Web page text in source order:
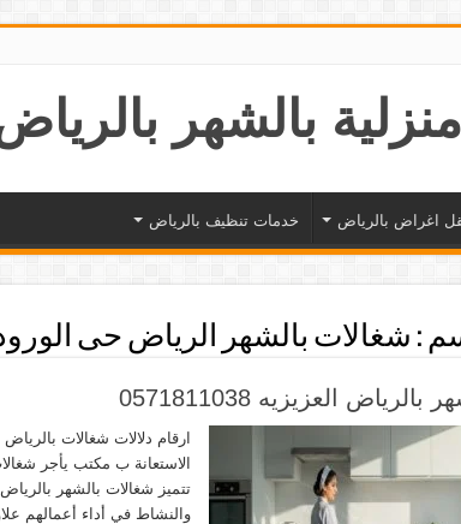
اغراض بالرياض خدمات تنظيف بالرياض
: شغالات بالشهر الرياض حى
العزيزيه 0571811038
ارقام دلالات شغالات بالرياض
الاستعانة ب مكتب يأجر
تتميز شغالات بالشهر
والنشاط في أداء أعمالهم